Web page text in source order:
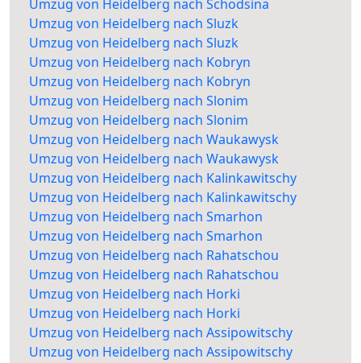
Umzug von Heidelberg nach Schodsina
Umzug von Heidelberg nach Sluzk
Umzug von Heidelberg nach Sluzk
Umzug von Heidelberg nach Kobryn
Umzug von Heidelberg nach Kobryn
Umzug von Heidelberg nach Slonim
Umzug von Heidelberg nach Slonim
Umzug von Heidelberg nach Waukawysk
Umzug von Heidelberg nach Waukawysk
Umzug von Heidelberg nach Kalinkawitschy
Umzug von Heidelberg nach Kalinkawitschy
Umzug von Heidelberg nach Smarhon
Umzug von Heidelberg nach Smarhon
Umzug von Heidelberg nach Rahatschou
Umzug von Heidelberg nach Rahatschou
Umzug von Heidelberg nach Horki
Umzug von Heidelberg nach Horki
Umzug von Heidelberg nach Assipowitschy
Umzug von Heidelberg nach Assipowitschy